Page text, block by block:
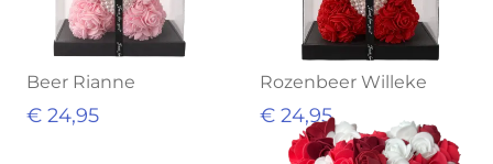
Beer Rianne
€ 24,95
Rozenbeer Willeke
€ 24,95